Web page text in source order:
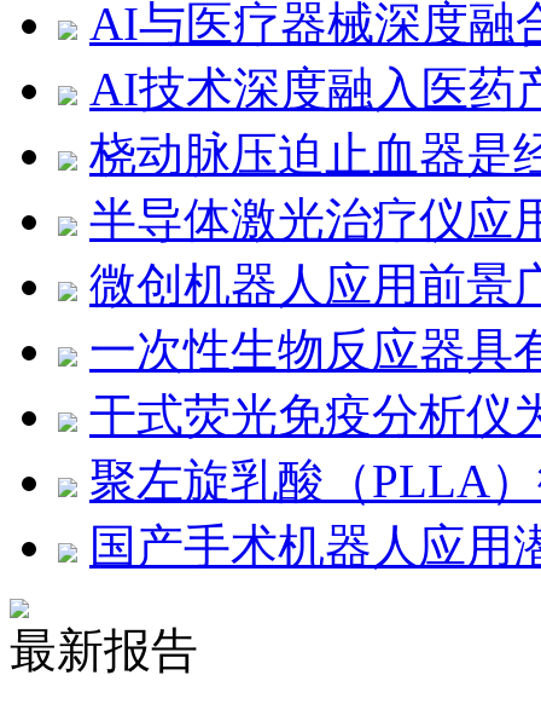
AI与医疗器械深度融
AI技术深度融入医药
桡动脉压迫止血器是
半导体激光治疗仪应
微创机器人应用前景
一次性生物反应器具
干式荧光免疫分析仪
聚左旋乳酸（PLLA
国产手术机器人应用
最新报告